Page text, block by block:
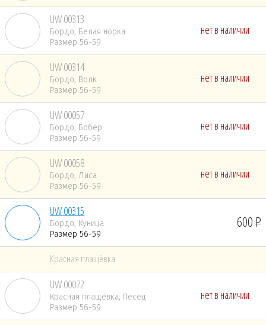
UW 00313
Бордо, Белая норка
Размер 56-59
нет в наличии
UW 00314
Бордо, Волк
Размер 56-59
нет в наличии
UW 00057
Бордо, Бобёр
Размер 56-59
нет в наличии
UW 00058
Бордо, Лиса
Размер 56-59
нет в наличии
UW 00315
Бордо, Куница
Размер 56-59
600
Красная плащёвка
UW 00072
Красная плащёвка, Песец
Размер 56-59
нет в наличии